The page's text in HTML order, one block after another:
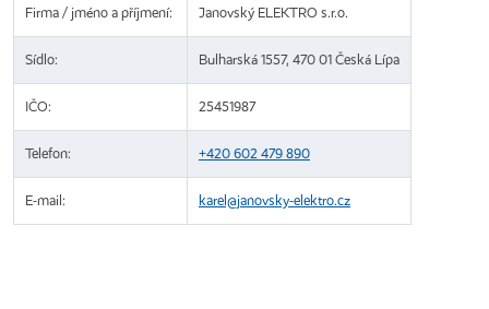
Firma / jméno a příjmení: Janovský ELEKTRO s.r.o.
Sídlo: Bulharská 1557, 470 01 Česká Lípa
IČO: 25451987
Telefon: +420 602 479 890
E-mail: karel@janovsky-elektro.cz